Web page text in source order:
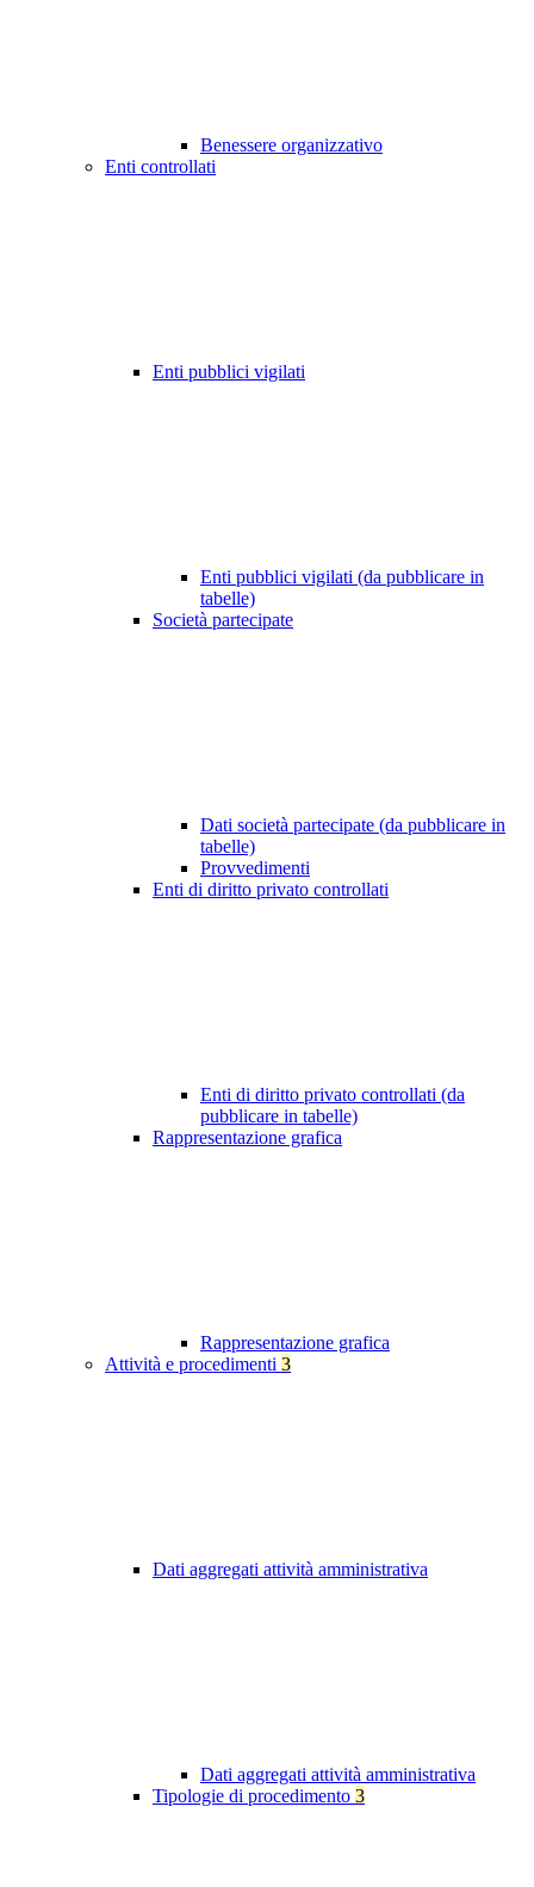
Benessere organizzativo
Enti controllati
Enti pubblici vigilati
Enti pubblici vigilati (da pubblicare in
tabelle)
Società partecipate
Dati società partecipate (da pubblicare in
tabelle)
Provvedimenti
Enti di diritto privato controllati
Enti di diritto privato controllati (da
pubblicare in tabelle)
Rappresentazione grafica
Rappresentazione grafica
Attività e procedimenti 3
Dati aggregati attività amministrativa
Dati aggregati attività amministrativa
Tipologie di procedimento 3